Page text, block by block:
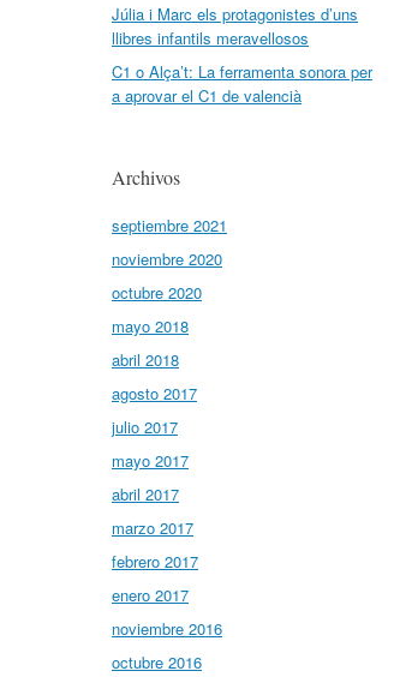
Júlia i Marc els protagonistes d’uns
llibres infantils meravellosos
C1 o Alça’t: La ferramenta sonora per
a aprovar el C1 de valencià
Archivos
septiembre 2021
noviembre 2020
octubre 2020
mayo 2018
abril 2018
agosto 2017
julio 2017
mayo 2017
abril 2017
marzo 2017
febrero 2017
enero 2017
noviembre 2016
octubre 2016